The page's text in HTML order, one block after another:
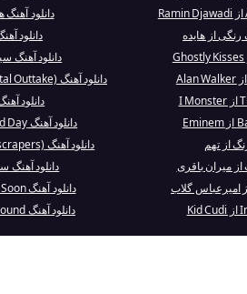
دانلود آهنگ
رنگی از هایده
دانلود
دانلود آهنگ
دانلود آهنگ Getaway (Instrumental Outtake) از KISS
دانلود
دانلود آهنگ Night And Day از Tech N9ne
از تهم
دانلود آهنگ Dark Sky (Skyscrapers) از Big Sean
میران باقری
دانلود آهنگ
امیرعباس گلاب
دانلود آهنگ Sinkin' Soon از Norah Jones
دانلود آهنگ Holy Ground از Taylor Swift